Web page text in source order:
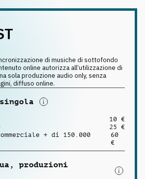
di musiche di sottofondo
online autorizza all’utilizzazione di
sola produzione audio only, senza
diffuso online.
10 €
25 €
+ di 150.000
60
€
produzioni